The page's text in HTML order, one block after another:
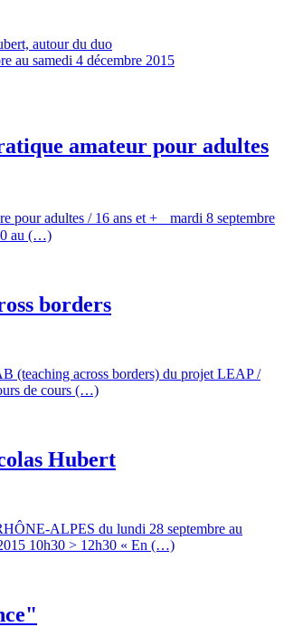
autour du duo
au samedi 4 décembre 2015
amateur pour adultes
pour adultes / 16 ans et + mardi 8 septembre
au (…)
borders
(teaching across borders) du projet LEAP /
de cours (…)
Hubert
ALPES du lundi 28 septembre au
10h30 > 12h30 « En (…)